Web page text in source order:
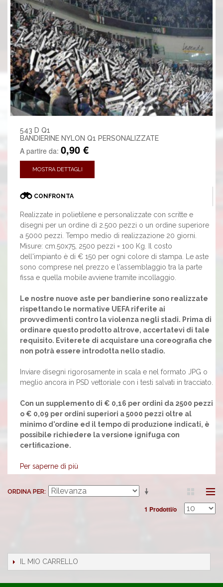
543 D Q1
BANDIERINE NYLON Q1 PERSONALIZZATE
A partire da: 0,90 €
MOSTRA DETTAGLI
CONFRONTA
Realizzate in polietilene e personalizzate con scritte e
disegni per un ordine di 2.500 pezzi o un ordine superiore
a 5000 pezzi. Tempo medio di realizzazione 20 giorni.
Misure: cm.50x75, 2500 pezzi = 100 Kg. Il costo
dell'impianto è di € 150 per ogni colore di stampa. Le aste
sono comprese nel prezzo e l'assemblaggio tra la parte
fissa e quella mobile avviene tramite incollaggio.
Le nostre nuove aste per bandierine sono realizzate
rispettando le normative UEFA riferite ai
provvedimenti contro la violenza negli stadi. Prima di
ordinare questo prodotto altrove, accertatevi di tale
requisito. Eviterete di acquistare una coreografia che
non potrà essere introdotta nello stadio.
Inviare disegni rigorosamente in scala e nel formato JPG o
meglio ancora in PSD vettoriale con i testi salvati in tracciato.
Con un supplemento di € 0,16 per ordini da 2500 pezzi
o € 0,09 per ordini superiori a 5000 pezzi oltre al
minimo d'ordine ed il tempo di produzione indicati, è
possibile richiedere la versione ignifuga con
certificazione.
Per saperne di più
ORDINA PER
1 Prodotti/o
IL MIO CARRELLO